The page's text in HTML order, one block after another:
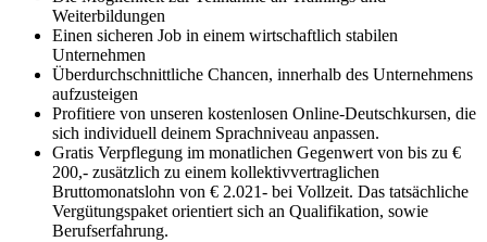
Weiterbildungen
Einen sicheren Job in einem wirtschaftlich stabilen
Unternehmen
Überdurchschnittliche Chancen, innerhalb des Unternehmens
aufzusteigen
Profitiere von unseren kostenlosen Online-Deutschkursen, die
sich individuell deinem Sprachniveau anpassen.
Gratis Verpflegung im monatlichen Gegenwert von bis zu €
200,- zusätzlich zu einem kollektivvertraglichen
Bruttomonatslohn von € 2.021- bei Vollzeit. Das tatsächliche
Vergütungspaket orientiert sich an Qualifikation, sowie
Berufserfahrung.